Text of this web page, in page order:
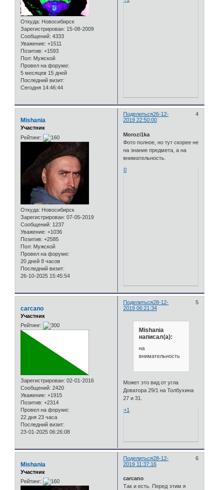
Откуда: Новосибирск
Зарегистрирован: 15-08-2009
Сообщений: 4333
Уважение: +1511
Позитив: +1593
Пол: Мужской
Провел на форуме:
5 месяцев 15 дней
Последний визит:
Сегодня 14:46:44
Поделиться 4
26-12-
2019 22:50:00
Mishania
Участник
Рейтинг:
Откуда: Новосибирск
Зарегистрирован: 07-05-2019
Сообщений: 1237
Уважение: +1036
Позитив: +2585
Пол: Мужской
Провел на форуме:
20 дней 8 часов
Последний визит:
26-10-2025 15:45:54
Morozi1ka
Фото полное, но тут скорее не
на знание предмета, а на
внимательность.
0
Поделиться 5
28-12-
2019 06:21:34
carcano
Участник
Рейтинг:
Зарегистрирован: 02-01-2016
Сообщений: 2420
Уважение: +1915
Позитив: +2314
Провел на форуме:
22 дня 23 часа
Последний визит:
23-01-2025 06:26:08
Mishania
написал(а):
на
внимательность
Может это вид от угла
Доватора 29/1 на Толбухина
27 и 31.
+1
Поделиться 6
28-12-
2019 11:37:16
Mishania
Участник
Рейтинг:
carcano
Так и есть. Перед этим я